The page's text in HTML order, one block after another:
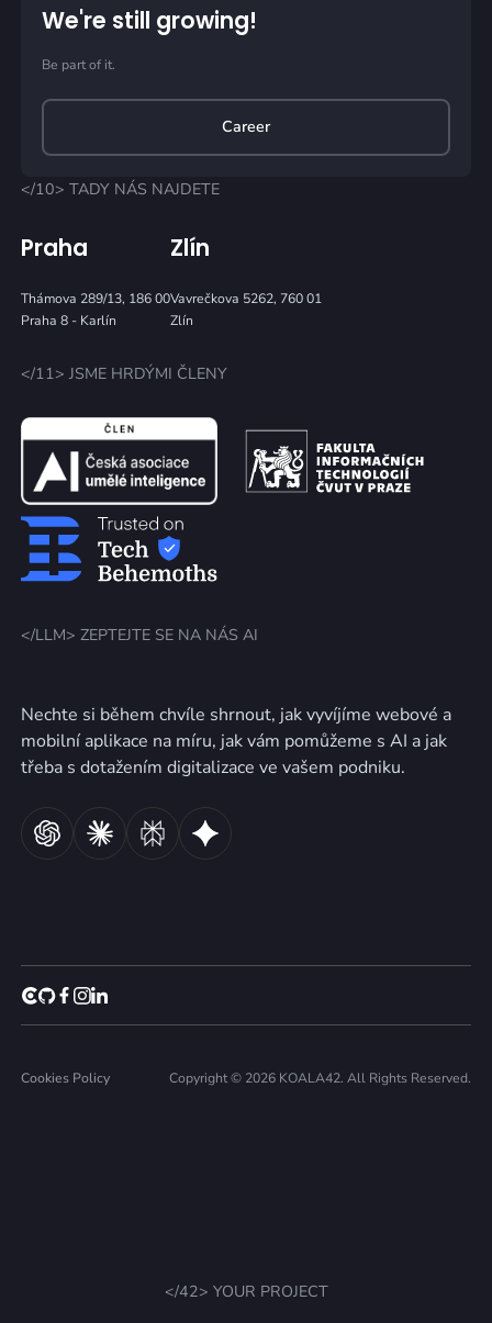
</10> TADY NÁS NAJDETE
Praha
Thámova 289/13, 186 00
Praha 8 - Karlín
Zlín
Vavrečkova 5262, 760 01
Zlín
</11> JSME HRDÝMI ČLENY
</LLM> ZEPTEJTE SE NA NÁS AI
Nechte si během chvíle shrnout, jak vyvíjíme webové a
mobilní aplikace na míru, jak vám pomůžeme s AI a jak
třeba s dotažením digitalizace ve vašem podniku.
We're still growing!
Be part of it.
Career
Cookies Policy Copyright © 2026 KOALA42. All Rights Reserved.
</42> YOUR PROJECT